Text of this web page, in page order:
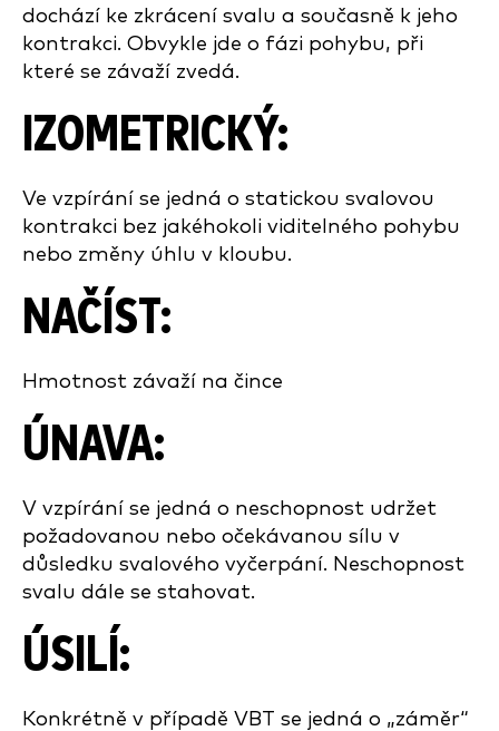
dochází ke zkrácení svalu a současně k jeho
kontrakci. Obvykle jde o fázi pohybu, při
které se závaží zvedá.
IZOMETRICKÝ:
Ve vzpírání se jedná o statickou svalovou
kontrakci bez jakéhokoli viditelného pohybu
nebo změny úhlu v kloubu.
NAČÍST:
Hmotnost závaží na čince
ÚNAVA:
V vzpírání se jedná o neschopnost udržet
požadovanou nebo očekávanou sílu v
důsledku svalového vyčerpání. Neschopnost
svalu dále se stahovat.
ÚSILÍ:
Konkrétně v případě VBT se jedná o „záměr“